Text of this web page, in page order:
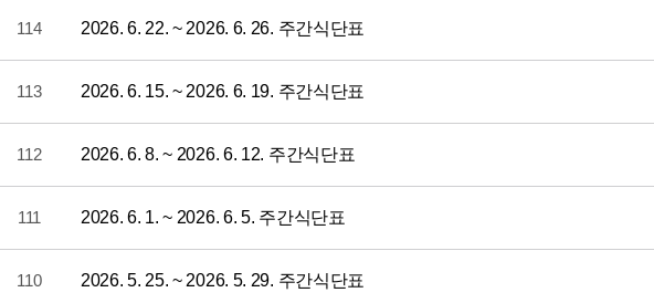
114 2026. 6. 22. ~ 2026. 6. 26. 주간식단표
113 2026. 6. 15. ~ 2026. 6. 19. 주간식단표
112 2026. 6. 8. ~ 2026. 6. 12. 주간식단표
111 2026. 6. 1. ~ 2026. 6. 5. 주간식단표
110 2026. 5. 25. ~ 2026. 5. 29. 주간식단표